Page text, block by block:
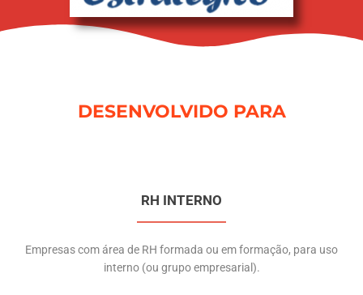
DESENVOLVIDO PARA
RH INTERNO
Empresas com área de RH formada ou em formação, para uso
interno (ou grupo empresarial).